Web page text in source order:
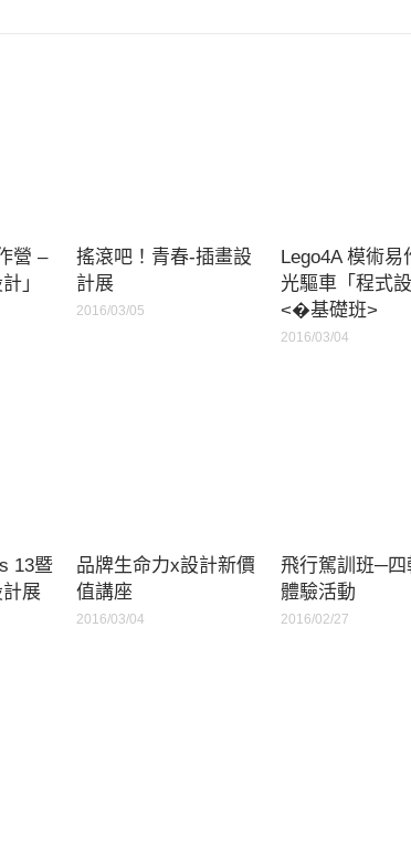
營 –
」
搖滾吧！青春-插畫設
計展
2016/03/05
Lego4A 模術易
光驅車「程式設
<�基礎班>
2016/03/04
13暨
展
品牌生命力x設計新價
值講座
2016/03/04
飛行駕訓班─四
體驗活動
2016/02/27